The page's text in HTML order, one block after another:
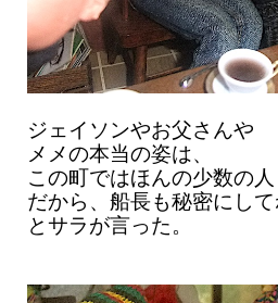
ジェイソンやお父さんや
メメの本当の姿は、
この町ではほんの少数の人
だから、船長も秘密にして
とサラが言った。